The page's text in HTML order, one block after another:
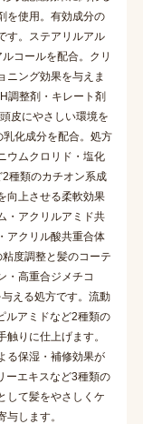
を使用。有効成分の
す。ステアリルアル
コールを配合。クリ
ニング効果を与えま
調整剤・キレート剤
皮にやさしい環境を
化成分を配合。処方
ウムクロリド・塩化
種類のカチオン系成
向上させる柔軟効果
・アクリルアミド共
アクリル酸共重合体
度調整と髪のコーテ
・高重合ジメチコ
える処方です。流動
ルアミドなど2種類の
りに仕上げます。
る保湿・補修効果が
ーエキスなど3種類の
して髪をやさしくケ
します。